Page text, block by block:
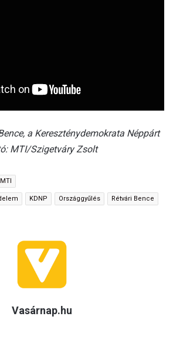
a Kereszténydemokrata Néppárt
MTI/Szigetváry Zsolt
MTI
KDNP Országgyűlés Rétvári Bence
Vasárnap.hu